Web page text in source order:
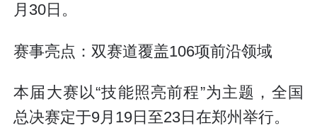
月30日。
赛事亮点：双赛道覆盖106项前沿领域
本届大赛以“技能照亮前程”为主题，全国
总决赛定于9月19日至23日在郑州举行。